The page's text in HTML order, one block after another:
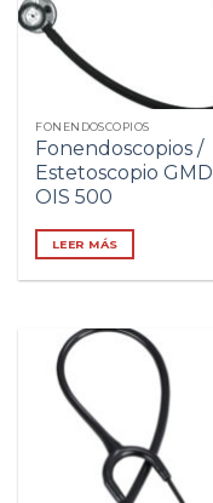
FONENDOSCOPIOS
Fonendoscopios /
Estetoscopio GMD
OIS 500
LEER MÁS